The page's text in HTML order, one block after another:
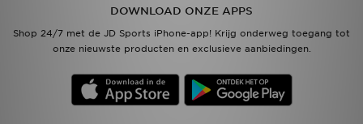
DOWNLOAD ONZE APPS
Shop 24/7 met de JD Sports iPhone-app! Krijg onderweg toegang tot
onze nieuwste producten en exclusieve aanbiedingen.